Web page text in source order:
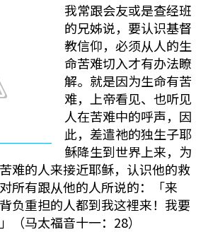
我常跟会友或是查经班
的兄姊说，要认识基督
教信仰，必须从人的生
命苦难切入才有办法瞭
解。就是因为生命有苦
难，上帝看见、也听见
人在苦难中的呼声，因
此，差遣祂的独生子耶
稣降生到世界上来，为
难的人来接近耶稣，认识他的救
所有跟从他的人所说的：「来
负重担的人都到我这裡来！我要
（马太福音十一：28）